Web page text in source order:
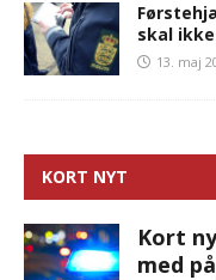
skal
13. maj
KORT NYT
Kort
med